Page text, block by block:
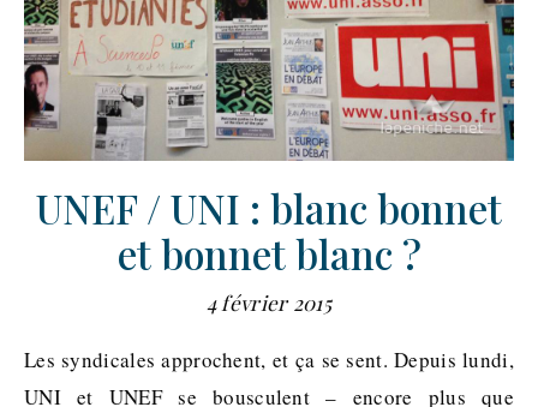
UNEF / UNI : blanc bonnet
et bonnet blanc ?
4 février 2015
Les syndicales approchent, et ça se sent. Depuis lundi,
UNI et UNEF se bousculent – encore plus que